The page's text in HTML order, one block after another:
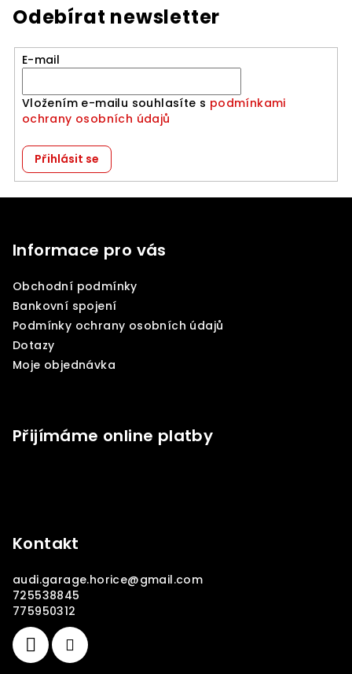
Odebírat newsletter
E-mail
Vložením e-mailu souhlasíte s podmínkami
ochrany osobních údajů
Přihlásit se
Informace pro vás
Obchodní podmínky
Bankovní spojení
Podmínky ochrany osobních údajů
Dotazy
Moje objednávka
Přijímáme online platby
Kontakt
audi.garage.horice@gmail.com
725538845
775950312